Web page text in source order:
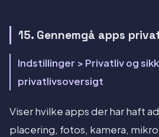
15. Gennemgå apps
Indstillinger > Privatliv og
privatlivsoversigt
Viser hvilke apps der har haft
placering, fotos, kamera,